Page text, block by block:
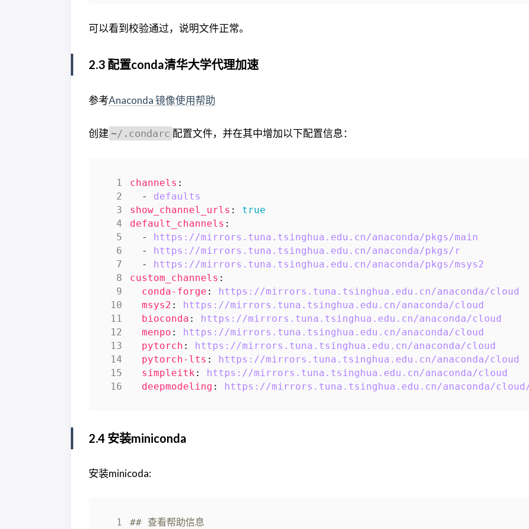
可以看到校验通过，说明文件正常。
2.3 配置conda清华大学代理加速
参考Anaconda 镜像使用帮助
创建 ~/.condarc 配置文件，并在其中增加以下配置信息：
channels :
- defaults
show_channel_urls :
true
default_channels :
- https://mirrors.tuna.tsinghua.edu.cn/anaconda/pkgs/main
- https://mirrors.tuna.tsinghua.edu.cn/anaconda/pkgs/r
- https://mirrors.tuna.tsinghua.edu.cn/anaconda/pkgs/msys2
custom_channels :
conda-forge :
https://mirrors.tuna.tsinghua.edu.cn/anaconda/cloud
msys2 :
https://mirrors.tuna.tsinghua.edu.cn/anaconda/cloud
bioconda :
https://mirrors.tuna.tsinghua.edu.cn/anaconda/cloud
menpo :
https://mirrors.tuna.tsinghua.edu.cn/anaconda/cloud
pytorch :
https://mirrors.tuna.tsinghua.edu.cn/anaconda/cloud
pytorch-lts :
https://mirrors.tuna.tsinghua.edu.cn/anaconda/cloud
simpleitk :
https://mirrors.tuna.tsinghua.edu.cn/anaconda/cloud
deepmodeling : https://mirrors.tuna.tsinghua.edu.cn/anaconda/
2.4 安装miniconda
安装minicoda:
## 查看帮助信息